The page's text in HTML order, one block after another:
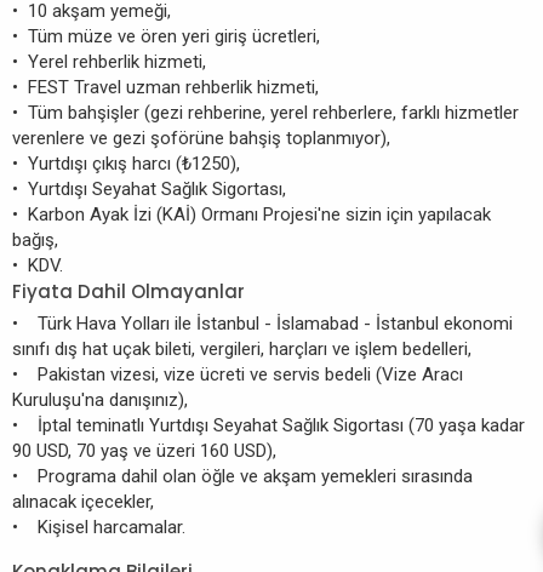
• 10 akşam yemeği,
• Tüm müze ve ören yeri giriş ücretleri,
• Yerel rehberlik hizmeti,
• FEST Travel uzman rehberlik hizmeti,
• Tüm bahşişler (gezi rehberine, yerel rehberlere, farklı hizmetler
verenlere ve gezi şoförüne bahşiş toplanmıyor),
• Yurtdışı çıkış harcı (₺1250),
• Yurtdışı Seyahat Sağlık Sigortası,
• Karbon Ayak İzi (KAİ) Ormanı Projesi'ne sizin için yapılacak
bağış,
• KDV.
Fiyata Dahil Olmayanlar
• Türk Hava Yolları ile İstanbul - İslamabad - İstanbul ekonomi
sınıfı dış hat uçak bileti, vergileri, harçları ve işlem bedelleri,
• Pakistan vizesi, vize ücreti ve servis bedeli (Vize Aracı
Kuruluşu'na danışınız),
• İptal teminatlı Yurtdışı Seyahat Sağlık Sigortası (70 yaşa kadar
90 USD, 70 yaş ve üzeri 160 USD),
• Programa dahil olan öğle ve akşam yemekleri sırasında
alınacak içecekler,
• Kişisel harcamalar.